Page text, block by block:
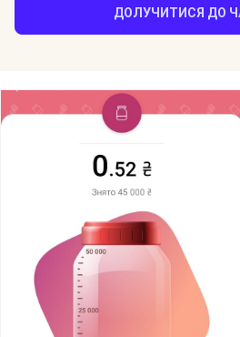
ДОЛУЧИТИСЯ ДО